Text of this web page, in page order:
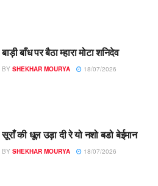
बाड़ी बाँध पर बैठा म्हारा मोटा शनिदेव
BY SHEKHAR MOURYA 18/07/2026
सूराँ की धूल उड़ा दी रे यो नशो बडो बेईमान
BY SHEKHAR MOURYA 18/07/2026